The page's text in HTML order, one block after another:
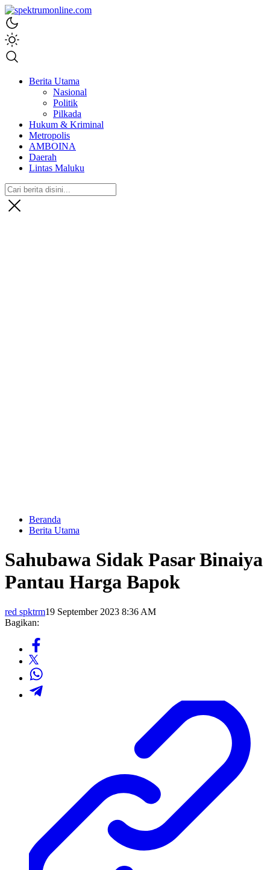
spektrumonline.com
Berita Utama
Nasional
Politik
Pilkada
Hukum & Kriminal
Metropolis
AMBOINA
Daerah
Lintas Maluku
Beranda
Berita Utama
Sahubawa Sidak Pasar Binaiya
Pantau Harga Bapok
red spktrm19 September 2023 8:36 AM
Bagikan: